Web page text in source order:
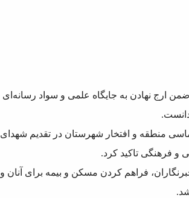
ضمن ارج نهادن به جایگاه علمی و سواد رسانه‌ای
منطقه و افتخار شهرستان در تقدیم
و فرهنگی تاکید کرد.
فراهم کردن مسکن و بیمه برای آنان و